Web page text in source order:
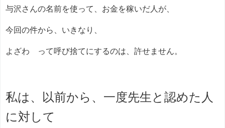
与沢さんの名前を使って、お金を稼いだ人が、
今回の件から、いきなり、
よざわ って呼び捨てにするのは、許せません。
私は、以前から、一度先生と認めた人
に対して